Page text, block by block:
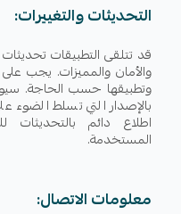
التحديثات والتغييرات:
قد تتلقى التطبيقات
والأمان والمميزات. يجب
وتطبيقها حسب الحاجة.
بالإصدار التي تسلط الضوء
اطلاع دائم بالتحديثات
المستخدمة.
معلومات الاتصال: